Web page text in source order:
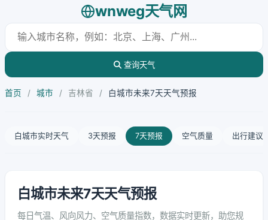
wnweg天气网
查询天气
首页 / 城市 / 吉林省 / 白城市未来7天天气预报
白城市实时天气 3天预报 7天预报 空气质量 出行建议
白城市未来7天天气预报
每日气温、风向风力、空气质量指数，数据实时更新，助您规